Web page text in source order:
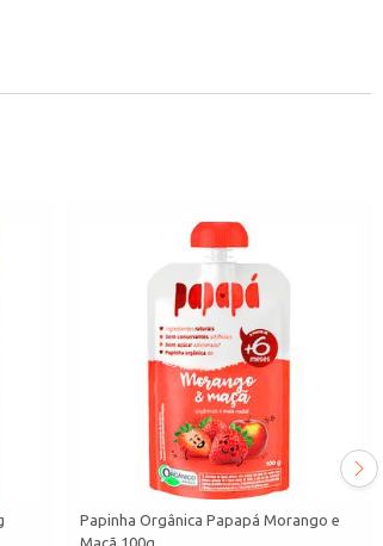
Papinha Orgânica Papapá Morango e
Maçã 100g